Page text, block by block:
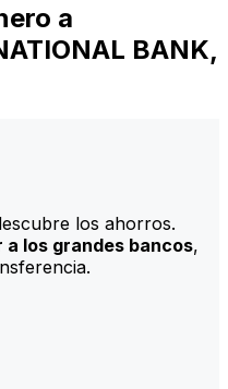
a
BANK,
los ahorros.
a los grandes bancos,